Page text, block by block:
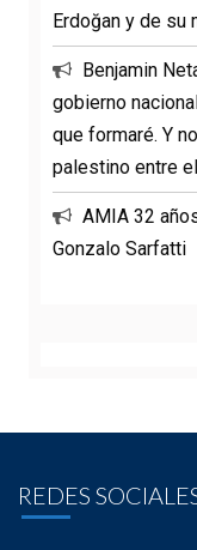
Erdoğan y de su
Benjamin
gobierno
que formaré. Y
palestino entre
AMIA 32
Gonzalo Sarfatti
REDES